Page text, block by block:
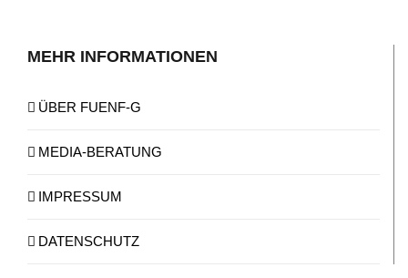
MEHR INFORMATIONEN
ÜBER FUENF-G
MEDIA-BERATUNG
IMPRESSUM
DATENSCHUTZ